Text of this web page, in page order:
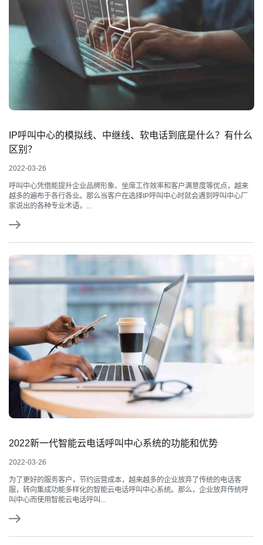
IP呼叫中心的模拟线、中继线、软电话到底是什么？有什么
区别？
2022-03-26
呼叫中心凭借能提升企业品牌形象、坐席工作效率和客户满意度等优点，越来
越多的遍布于各行各业。那么当客户在选择IP呼叫中心时就会遇到呼叫中心厂
家说出的各种专业术语，...
2022新一代智能云电话呼叫中心系统的功能和优势
2022-03-26
为了更好的服务客户，节约运营成本，越来越多的企业放弃了传统的电话客
服，转向集成功能多样化的智能云电话呼叫中心系统。那么，企业放弃传统呼
叫中心而使用智能云电话呼叫...